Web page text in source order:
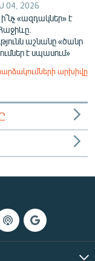
04, 2026
«ազդակներ» է
աշնանը «ծանր
է սպասում»
արխիվը